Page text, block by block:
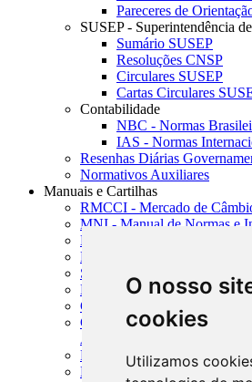
O nosso
cookies
Utilizamos
Pareceres de
SUSEP - Superintendência
Sumário SUSEP
Resoluções CNSP
Circulares SUSEP
Cartas Circulares
Contabilidade
NBC - Normas
IAS - Normas
Resenhas Diárias
Normativos Auxiliares
Manuais e Cartilhas
RMCCI - Mercado de
MNI - Manual de Normas e
MTVM - Manual de Títulos e
MCR - Manual de Crédito
SISORF - Manual de
MASUP - Manual de
CADOC - Catálogo de
CNAE-CONCLA -
Atividades Econômicas
PMF - Cartilhas do BCB
Manuais Auxiliares do BCB